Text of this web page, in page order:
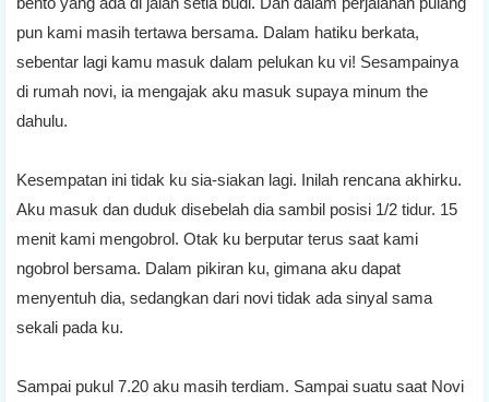
pun kami masih tertawa bersama. Dalam hatiku berkata,
sebentar lagi kamu masuk dalam pelukan ku vi! Sesampainya
di rumah novi, ia mengajak aku masuk supaya minum the
dahulu.
Kesempatan ini tidak ku sia-siakan lagi. Inilah rencana akhirku.
Aku masuk dan duduk disebelah dia sambil posisi 1/2 tidur. 15
menit kami mengobrol. Otak ku berputar terus saat kami
ngobrol bersama. Dalam pikiran ku, gimana aku dapat
menyentuh dia, sedangkan dari novi tidak ada sinyal sama
sekali pada ku.
Sampai pukul 7.20 aku masih terdiam. Sampai suatu saat Novi